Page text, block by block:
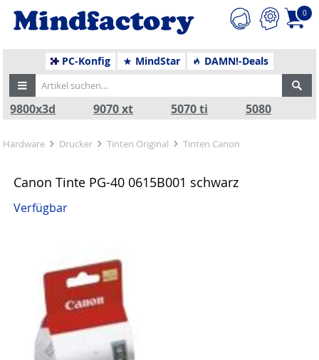
0
PC-Konfig MindStar DAMN!-Deals
9800x3d 9070 xt 5070 ti 5080
Hardware Drucker Tinten Original Tinten Canon
Canon Tinte PG-40 0615B001 schwarz
Verfügbar